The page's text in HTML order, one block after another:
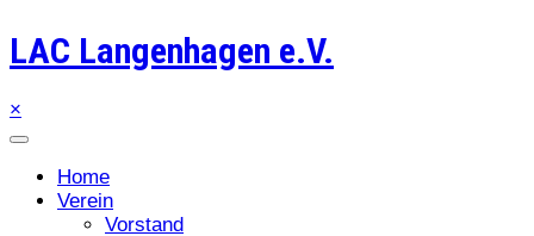
LAC Langenhagen e.V.
×
Home
Verein
Vorstand